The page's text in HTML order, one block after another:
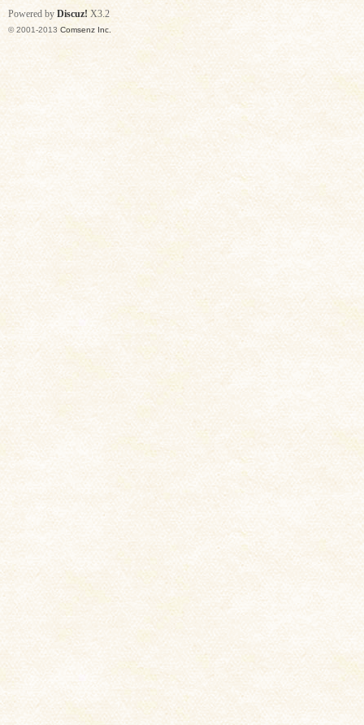
Powered by Discuz! X3.2
© 2001-2013 Comsenz Inc.